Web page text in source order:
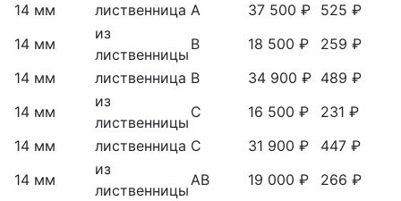
14 мм
лиственница А 37 500 ₽ 525 ₽
14 мм
из
лиственницы
В 18 500 ₽
259 ₽
14 мм
лиственница В 34 900 ₽ 489 ₽
14 мм
из
лиственницы
С 16 500 ₽
231 ₽
14 мм
лиственница С 31 900 ₽
447 ₽
14 мм
из
лиственницы
АВ 19 000 ₽
266 ₽